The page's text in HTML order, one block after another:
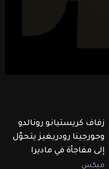
زفاف كريستيانو رونالدو
وجورجينا رودريغيز يتحوّل
إلى مفاجأة في ماديرا
ميكس